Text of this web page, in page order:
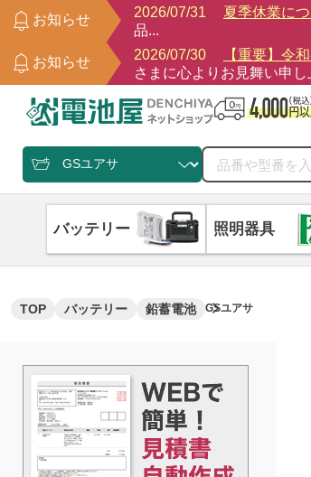
お知らせ
2026/07/31 夏季休業に
品...
お知らせ
2026/07/30 【重要】令
さまに心よりお見舞い申し
バッテリー 照明器具
TOP バッテリー 鉛蓄電池 GSユアサ